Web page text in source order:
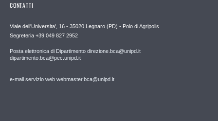
CONTATTI
Viale dell'Universita', 16 - 35020 Legnaro (PD) - Polo di Agripolis
Segreteria +39 049 827 2952
Posta elettronica di Dipartimento direzione.bca@unipd.it
dipartimento.bca@pec.unipd.it
e-mail servizio web webmaster.bca@unipd.it